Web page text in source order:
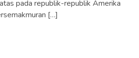
pada republik-republik Amerika
[…]